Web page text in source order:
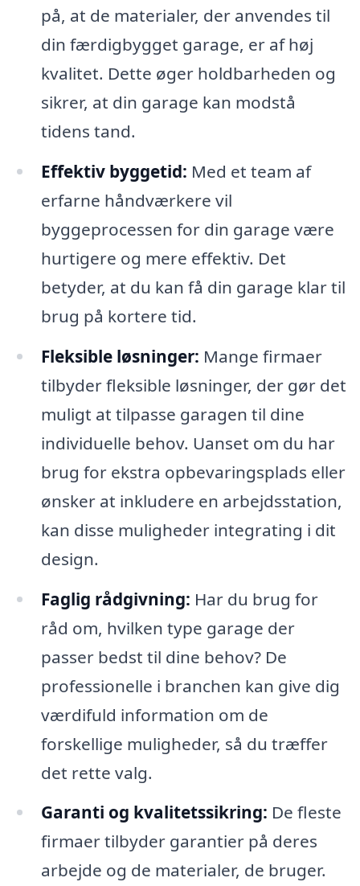
på, at de materialer, der anvendes til
din færdigbygget garage, er af høj
kvalitet. Dette øger holdbarheden og
sikrer, at din garage kan modstå
tidens tand.
Effektiv byggetid: Med et team af
erfarne håndværkere vil
byggeprocessen for din garage være
hurtigere og mere effektiv. Det
betyder, at du kan få din garage klar til
brug på kortere tid.
Fleksible løsninger: Mange firmaer
tilbyder fleksible løsninger, der gør det
muligt at tilpasse garagen til dine
individuelle behov. Uanset om du har
brug for ekstra opbevaringsplads eller
ønsker at inkludere en arbejdsstation,
kan disse muligheder integrating i dit
design.
Faglig rådgivning: Har du brug for
råd om, hvilken type garage der
passer bedst til dine behov? De
professionelle i branchen kan give dig
værdifuld information om de
forskellige muligheder, så du træffer
det rette valg.
Garanti og kvalitetssikring: De fleste
firmaer tilbyder garantier på deres
arbejde og de materialer, de bruger.